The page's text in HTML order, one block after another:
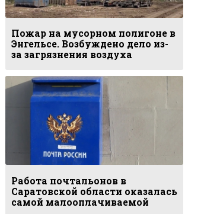
Пожар на мусорном полигоне в
Энгельсе. Возбуждено дело из-
за загрязнения воздуха
Работа почтальонов в
Саратовской области оказалась
самой малооплачиваемой